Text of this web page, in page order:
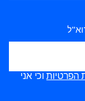
הפרטיות וכי אני